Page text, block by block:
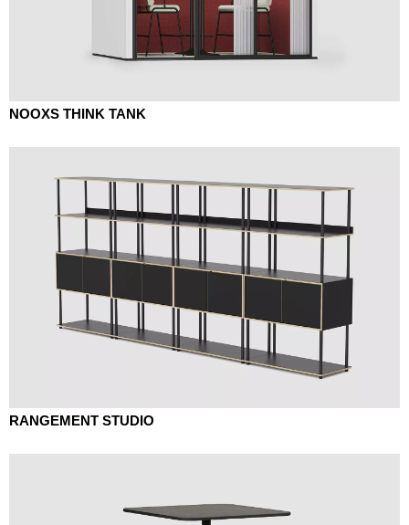
NOOXS THINK TANK
RANGEMENT STUDIO